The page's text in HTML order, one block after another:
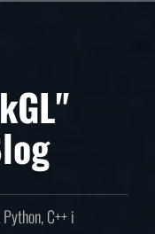
C++ i